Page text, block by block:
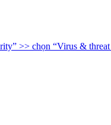
>> chọn “Virus &